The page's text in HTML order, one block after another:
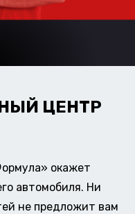
ЦЕНТР
окажет
автомобиля. Ни
не предложит вам